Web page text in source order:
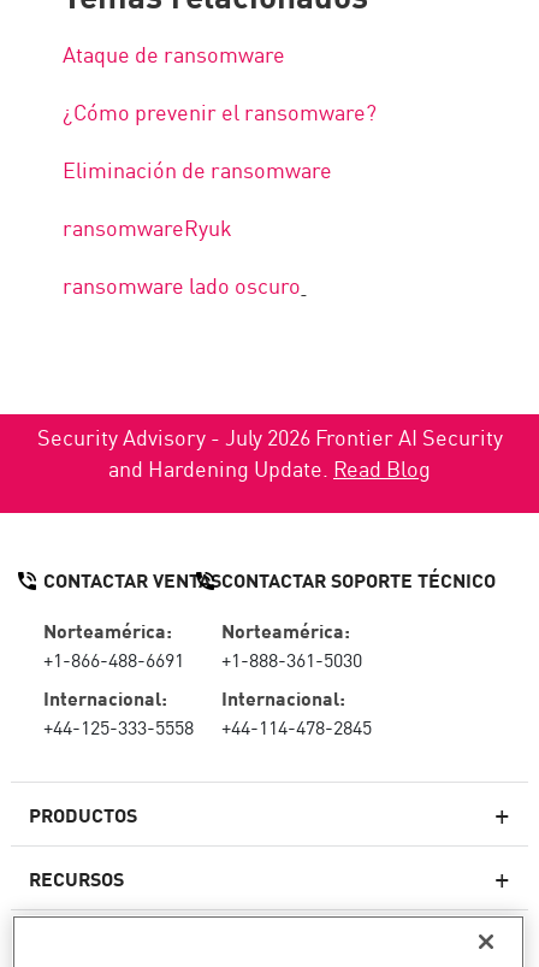
Ataque de ransomware
¿Cómo prevenir el ransomware?
Eliminación de ransomware
ransomwareRyuk
ransomware lado oscuro
Security Advisory - July 2026 Frontier AI Security
and Hardening Update. Read Blog
PRODUCTOS
Firewall de última generación
RECURSOS
CONTACTAR VENTAS
Norteamérica:
+1-866-488-6691
Internacional:
+44-125-333-5558
CONTACTAR SOPORTE TÉCNICO
Norteamérica:
+1-888-361-5030
Internacional:
+44-114-478-2845